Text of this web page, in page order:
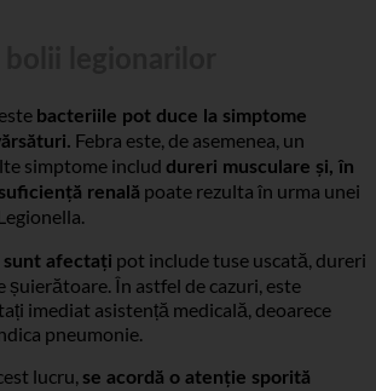
bacteriile pot duce la simptome
Febra este, de asemenea, un
simptome includdureri musculare și, în
renală
afectați pot include tuse uscată, dureri
șuierătoare. În astfel de cazuri, este
imediat asistență medicală, deoarece